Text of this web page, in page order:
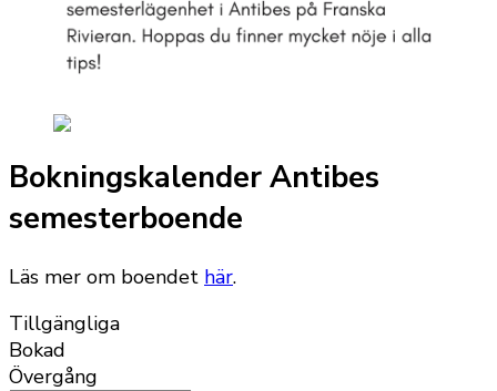
Bokningskalender Antibes
semesterboende
Läs mer om boendet här.
Tillgängliga
Bokad
Övergång